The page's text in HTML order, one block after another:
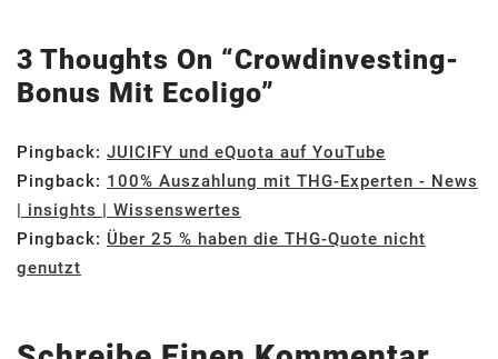
3 Thoughts On “Crowdinvesting-
Bonus Mit Ecoligo”
Pingback: JUICIFY und eQuota auf YouTube
Pingback: 100% Auszahlung mit THG-Experten - News
| insights | Wissenswertes
Pingback: Über 25 % haben die THG-Quote nicht
genutzt